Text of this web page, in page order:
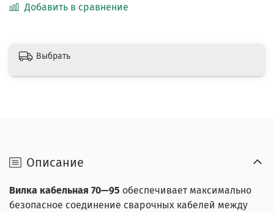
Добавить в сравнение
Выбрать
Описание
Вилка кабельная 70—95 обеспечивает максимально
безопасное соединение сварочных кабелей между